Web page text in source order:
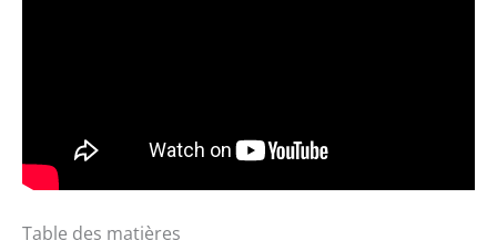
Table des matières